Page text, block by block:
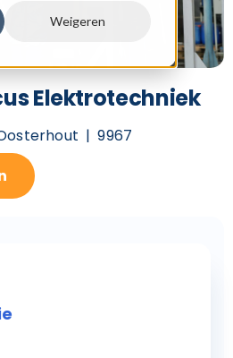
Weigeren
Elektrotechniek
9967